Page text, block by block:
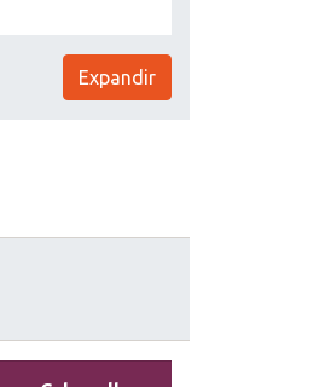
Expandir